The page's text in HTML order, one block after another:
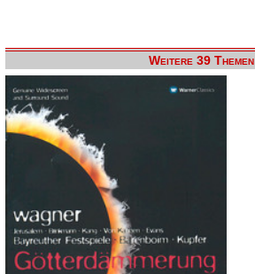
Weitere 39 Themen